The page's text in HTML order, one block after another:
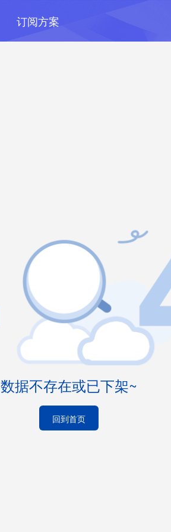
订阅方案
数据不存在或已下架~
回到首页